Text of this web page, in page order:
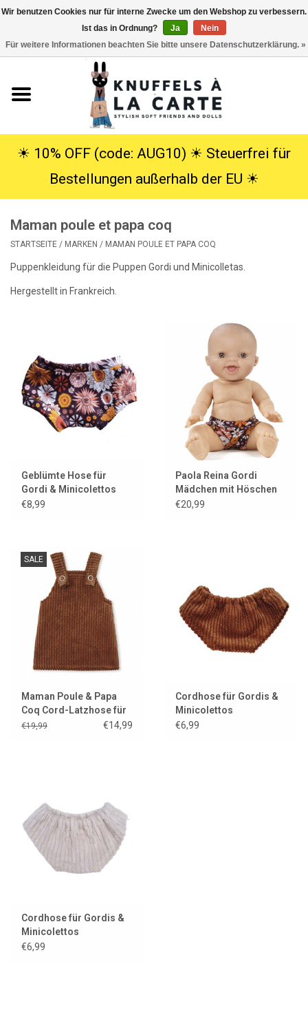
Kuscheltiere
SALE
Geschenke
Marken
☀︎ 10% OFF (code: AUG10) ☀︎ Steuerfrei für
Bestellungen außerhalb der EU ☀︎
Maman poule et papa coq
STARTSEITE / MARKEN / MAMAN POULE ET PAPA COQ
Puppenkleidung für die Puppen Gordi und Minicolletas.
Hergestellt in Frankreich.
Geblümte Hose für
Gordi & Minicolettos
Puppen
€8,99
Paola Reina Gordi
Mädchen mit Höschen
von Maman Poule et
€20,99
SALE
Maman Poule & Papa
Coq Cord-Latzhose für
Gordis und Minicolettos
€19,99 €14,99
Cordhose für Gordis &
Minicolettos
€6,99
Cordhose für Gordis &
Minicolettos
€6,99
Wir benutzen Cookies nur für interne Zwecke um den Webshop zu verbessern.
Ist das in Ordnung?
Ja
Nein
Für weitere Informationen beachten Sie bitte unsere Datenschutzerklärung. »